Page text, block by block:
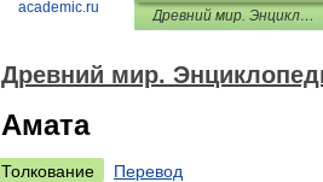
academic.ru Древний мир. Энциклопедический словарь
Древний мир.
Амата
Толкование
Перевод